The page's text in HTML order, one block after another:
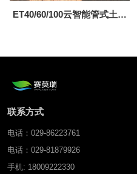
ET40/60/100云智能管式土壤
联系方式
电话：029-86223761
电话：029-81879926
手机: 18009222330